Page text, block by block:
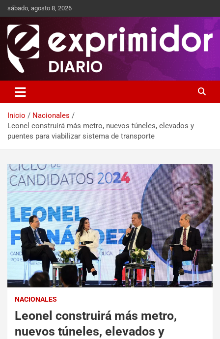
sábado, agosto 8, 2026
Exprimidor media
Inicio
Nacionales
Leonel construirá más metro, nuevos túneles, elevados y
puentes para viabilizar sistema de transporte
NACIONALES
Leonel construirá más metro,
nuevos túneles, elevados y